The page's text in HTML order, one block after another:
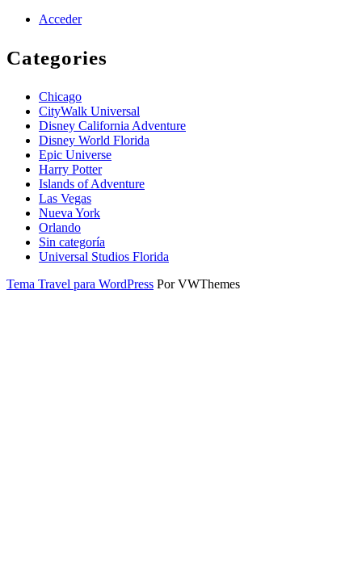
Acceder
Categories
Chicago
CityWalk Universal
Disney California Adventure
Disney World Florida
Epic Universe
Harry Potter
Islands of Adventure
Las Vegas
Nueva York
Orlando
Sin categoría
Universal Studios Florida
Tema Travel para WordPress Por VWThemes